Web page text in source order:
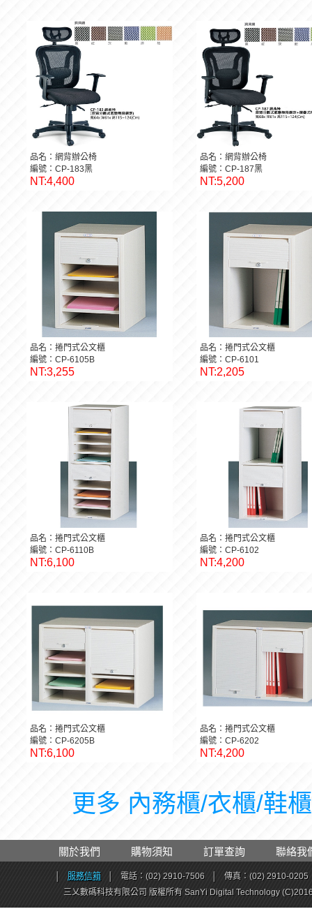
品名：網背辦公椅
編號：CP-183黑
NT:4,400
品名：網背辦公椅
編號：CP-187黑
NT:5,200
品名：捲門式公文櫃
編號：CP-6105B
NT:3,255
品名：捲門式公文櫃
編號：CP-6101
NT:2,205
品名：捲門式公文櫃
編號：CP-6110B
NT:6,100
品名：捲門式公文櫃
編號：CP-6102
NT:4,200
品名：捲門式公文櫃
編號：CP-6205B
NT:6,100
品名：捲門式公文櫃
編號：CP-6202
NT:4,200
更多 內務櫃/衣櫃/鞋
關於我們 購物須知 訂單查詢 聯絡我
服務信箱 電話：(02) 2910-7506
傳真：(02) 2910-0205
三乂數碼科技有限公司 版權所有 SanYi Digital Technology